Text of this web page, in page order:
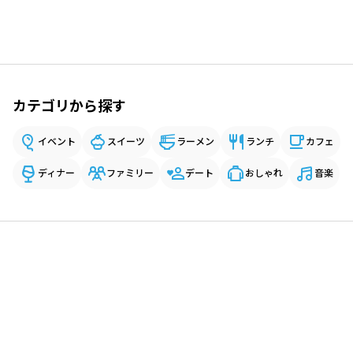
カテゴリから探す
イベント スイーツ ラーメン ランチ カフェ
ディナー ファミリー デート おしゃれ 音楽